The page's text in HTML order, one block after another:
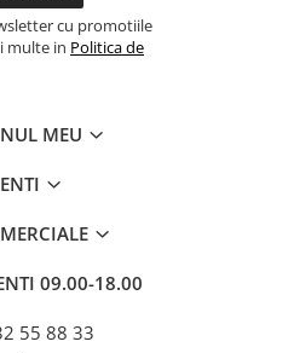
cu promotiile
multe in Politica de
MEU
09.00-18.00
55 88 33